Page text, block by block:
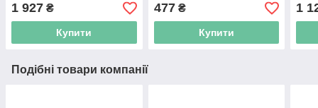
1 927 ₴
Купити
477₴
Купити
1
Подібні товари компанії